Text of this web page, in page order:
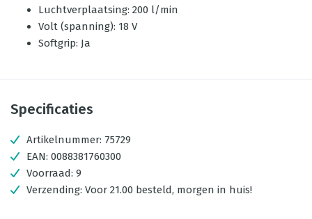
Luchtverplaatsing: 200 l/min
Volt (spanning): 18 V
Softgrip: Ja
Specificaties
Artikelnummer: 75729
EAN: 0088381760300
Voorraad: 9
Verzending: Voor 21.00 besteld, morgen in huis!